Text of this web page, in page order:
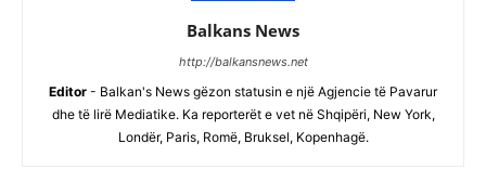
Balkans News
http://balkansnews.net
Editor - Balkan's News gëzon statusin e një Agjencie të Pavarur
dhe të lirë Mediatike. Ka reporterët e vet në Shqipëri, New York,
Londër, Paris, Romë, Bruksel, Kopenhagë.